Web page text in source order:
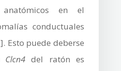
en el
conductuales
]. Esto puede deberse
Clcn4del ratón es